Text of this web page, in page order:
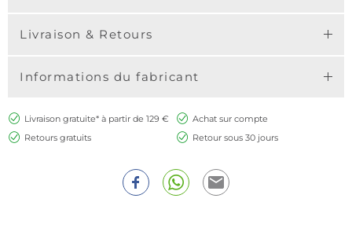
Livraison & Retours
Informations du fabricant
Livraison gratuite* à partir de 129 €
Achat sur compte
Retours gratuits
Retour sous 30 jours